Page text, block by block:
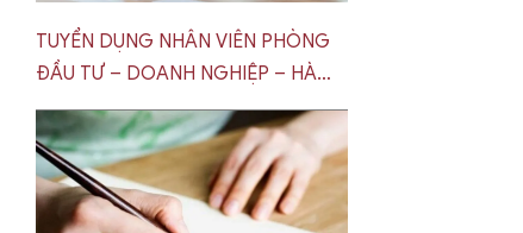
TUYỂN DỤNG NHÂN VIÊN PHÒNG
ĐẦU TƯ – DOANH NGHIỆP – HÀ
NỘI